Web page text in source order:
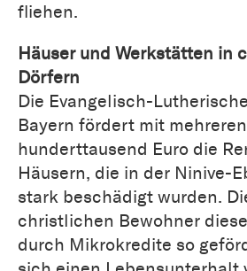
fliehen.
Häuser und Werkstätten in
Dörfern
Die Evangelisch-
Bayern fördert mit mehreren
hunderttausend Euro die
Häusern, die in der Ninive-
stark beschädigt wurden.
christlichen Bewohner
durch Mikrokredite so